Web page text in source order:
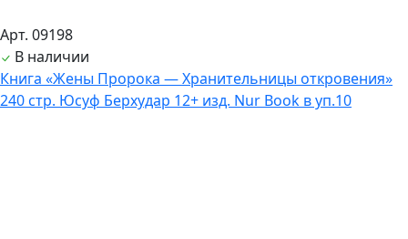
Арт. 09198
В наличии
Книга «Жены Пророка — Хранительницы откровения»
240 стр. Юсуф Берхудар 12+ изд. Nur Book в уп.10